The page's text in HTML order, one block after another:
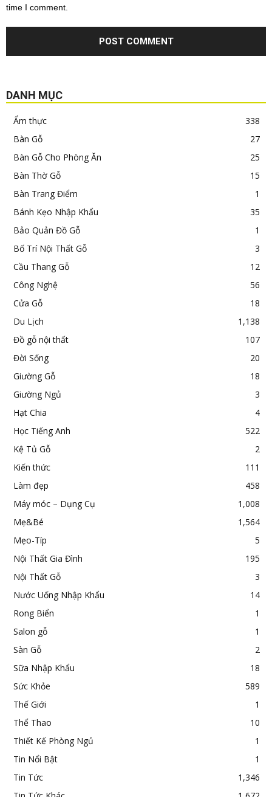
time I comment.
DANH MỤC
Ẩm thực
338
Bàn Gỗ
27
Bàn Gỗ Cho Phòng Ăn
25
Bàn Thờ Gỗ
15
Bàn Trang Điểm
1
Bánh Kẹo Nhập Khẩu
35
Bảo Quản Đồ Gỗ
1
Bố Trí Nội Thất Gỗ
3
Cầu Thang Gỗ
12
Công Nghệ
56
Cửa Gỗ
18
Du Lịch
1,138
Đồ gỗ nội thất
107
Đời Sống
20
Giường Gỗ
18
Giường Ngủ
3
Hạt Chia
4
Học Tiếng Anh
522
Kệ Tủ Gỗ
2
Kiến thức
111
Làm đẹp
458
Máy móc – Dụng Cụ
1,008
Mẹ&Bé
1,564
Mẹo-Típ
5
Nội Thất Gia Đình
195
Nội Thất Gỗ
3
Nước Uống Nhập Khẩu
14
Rong Biển
1
Salon gỗ
1
Sàn Gỗ
2
Sữa Nhập Khẩu
18
Sức Khỏe
589
Thế Giới
1
Thể Thao
10
Thiết Kế Phòng Ngủ
1
Tin Nổi Bật
1
Tin Tức
1,346